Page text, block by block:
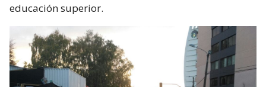
educación superior.